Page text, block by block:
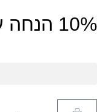
10% הנחה על כל המוצרים!